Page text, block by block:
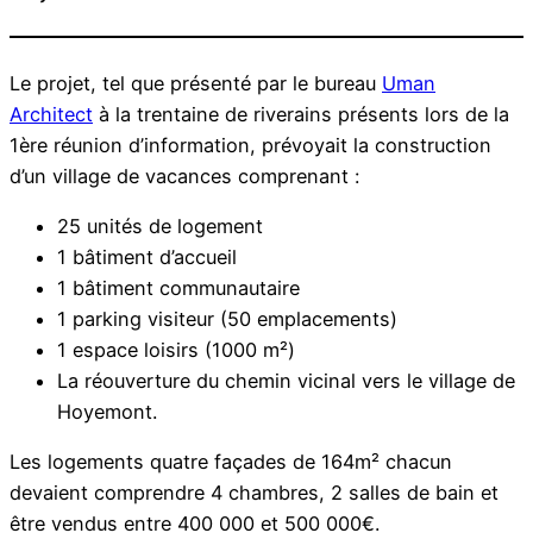
Le projet, tel que présenté par le bureau Uman
Architect à la trentaine de riverains présents lors de la
1ère réunion d’information, prévoyait la construction
d’un village de vacances comprenant :
25 unités de logement
1 bâtiment d’accueil
1 bâtiment communautaire
1 parking visiteur (50 emplacements)
1 espace loisirs (1000 m²)
La réouverture du chemin vicinal vers le village de
Hoyemont.
Les logements quatre façades de 164m² chacun
devaient comprendre 4 chambres, 2 salles de bain et
être vendus entre 400 000 et 500 000€.